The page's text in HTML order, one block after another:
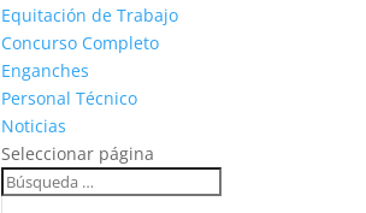
Equitación de Trabajo
Concurso Completo
Enganches
Personal Técnico
Noticias
Seleccionar página